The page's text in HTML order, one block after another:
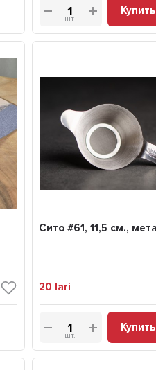
шт.
Купить
Сито #61, 11,5 см.,
20 lari
шт.
Купить